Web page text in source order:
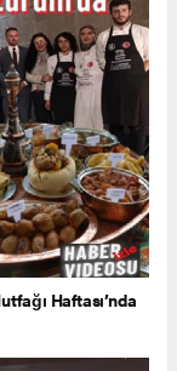
Haftası’nda